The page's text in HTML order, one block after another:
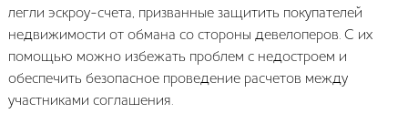
легли эскроу-счета, призванные защитить покупателей
недвижимости от обмана со стороны девелоперов. С их
помощью можно избежать проблем с недостроем и
обеспечить безопасное проведение расчетов между
участниками соглашения.